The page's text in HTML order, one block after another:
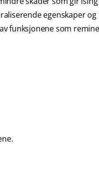
egenskaper
funksjonene som